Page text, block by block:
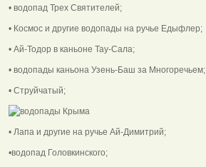
• водопад Трех Святителей;
• Космос и другие водопады на ручье Едыфлер;
• Ай-Тодор в каньоне Тау-Сала;
• водопады каньона Узень-Баш за Многоречьем;
• Струйчатый;
• Лапа и другие на ручье Ай-Димитрий;
•водопад Головкинского;